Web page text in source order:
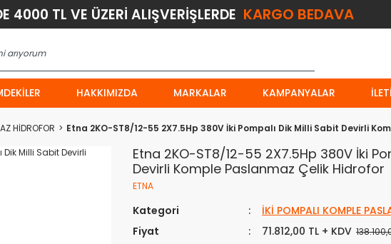
4000 TL VE ÜZERİ ALIŞVERİŞLERDE KARGO BEDAVA
HAKKIMIZDA MARKALAR KAMPANYALAR
HİDROFOR Etna 2KO-ST8/12-55 2X7.5Hp 380V İki Pompalı Dik Milli Sabit Devirli
Etna 2KO-ST8/12-55 2X7.5Hp 380V İki
Devirli Komple Paslanmaz Çelik Hidrofor
ETNA
Kategori
İKİ POMPALI KOMPLE
Fiyat
71.812,00 TL + KDV